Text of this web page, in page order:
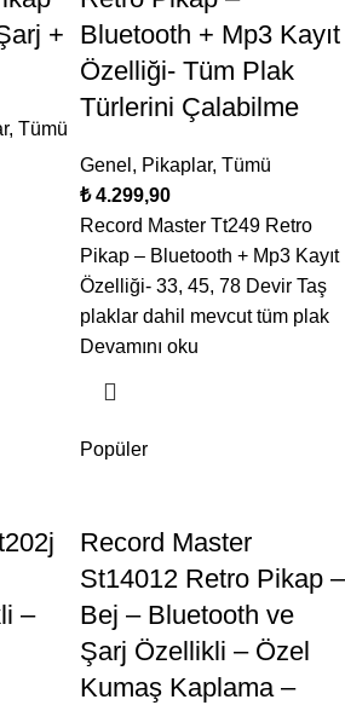
+
, Tümü
Bluetooth + Mp3 Kayıt
Özelliği- Tüm Plak
Türlerini Çalabilme
Genel , Pikaplar, Tümü
₺
Record Master Tt249 Retro
Pikap – Bluetooth + Mp3 Kayıt
Özelliği- 33, 45, 78 Devir Taş
plaklar dahil mevcut tüm plak
Devamını oku
–
Popüler
Record Master
St14012 Retro Pikap –
Bej – Bluetooth ve
Şarj Özellikli – Özel
Kumaş Kaplama –